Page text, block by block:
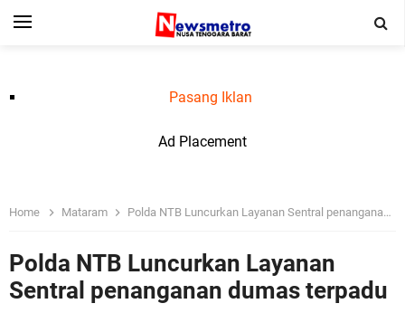
Pasang Iklan
Ad Placement
Home Mataram Polda NTB Luncurkan Layanan Sentral penanganan dumas terpadu
Polda NTB Luncurkan Layanan
Sentral penanganan dumas terpadu